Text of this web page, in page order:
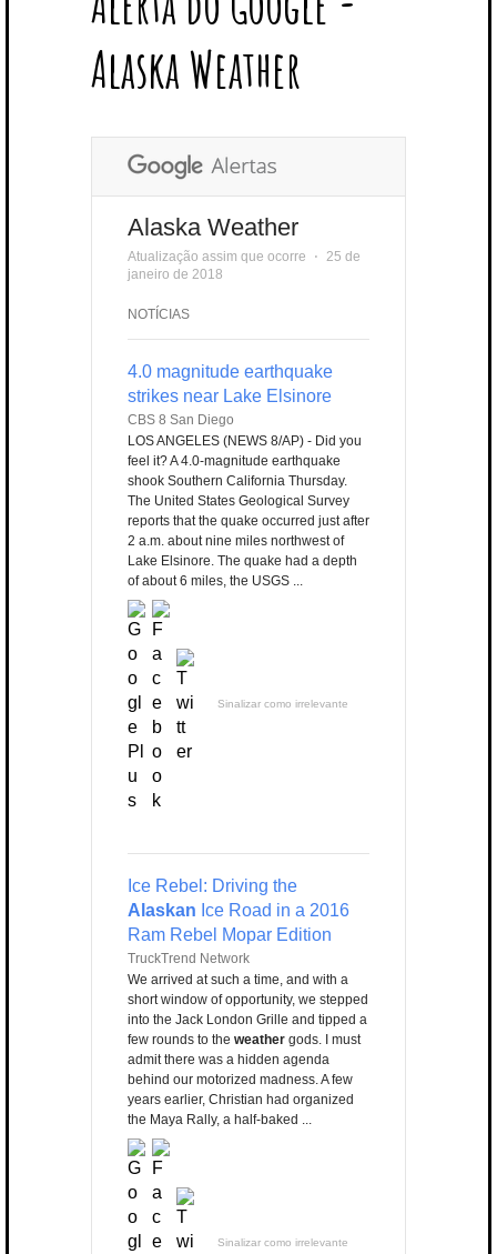
E
B
O
O
K
L
E
P
E
R
E
S
T
E
D
I
N
A
G
R
A
M
U
B
U
Alaska Weather
Alaska Weather
Atualização assim que ocorre ⋅ 25 de
janeiro de 2018
NOTÍCIAS
4.0 magnitude earthquake
strikes near Lake Elsinore
CBS 8 San Diego
LOS ANGELES (NEWS 8/AP) - Did you
feel it? A 4.0-magnitude earthquake
shook Southern California Thursday.
The United States Geological Survey
reports that the quake occurred just after
2 a.m. about nine miles northwest of
Lake Elsinore. The quake had a depth
of about 6 miles, the USGS ...
Sinalizar como irrelevante
Ice Rebel: Driving the
Alaskan Ice Road in a 2016
Ram Rebel Mopar Edition
TruckTrend Network
We arrived at such a time, and with a
short window of opportunity, we stepped
into the Jack London Grille and tipped a
few rounds to the weather gods. I must
admit there was a hidden agenda
behind our motorized madness. A few
years earlier, Christian had organized
the Maya Rally, a half-baked ...
Sinalizar como irrelevante